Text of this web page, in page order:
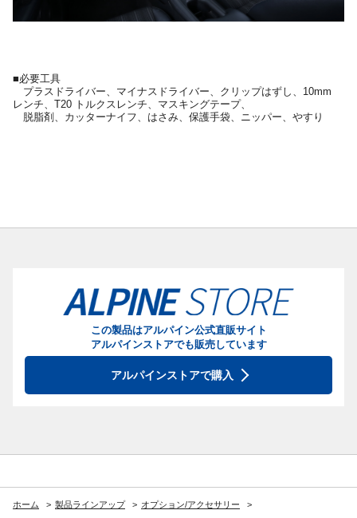
■必要工具
プラスドライバー、マイナスドライバー、クリップはずし、10mm
レンチ、T20 トルクスレンチ、マスキングテープ、
脱脂剤、カッターナイフ、はさみ、保護手袋、ニッパー、やすり
この製品はアルパイン公式直販サイト
アルパインストアでも販売しています
アルパインストアで購入
ホーム 製品ラインアップ
オプション/アクセサリー